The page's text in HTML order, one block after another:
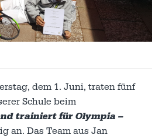
dem 1. Juni, traten fünf
Schule beim
trainiert für Olympia –
an. Das Team aus Jan